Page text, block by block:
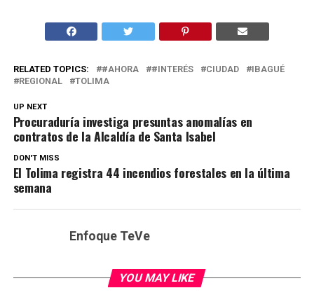
RELATED TOPICS: #AHORA #INTERÉS CIUDAD
IBAGUÉ
REGIONAL
TOLIMA
UP NEXT
Procuraduría investiga presuntas anomalías en
contratos de la Alcaldía de Santa Isabel
DON'T MISS
El Tolima registra 44 incendios forestales en la última
semana
Enfoque TeVe
YOU MAY LIKE